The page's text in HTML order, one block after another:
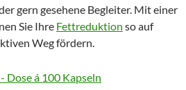
gern gesehene Begleiter. Mit einer
Sie Ihre Fettreduktion so auf
Weg fördern.